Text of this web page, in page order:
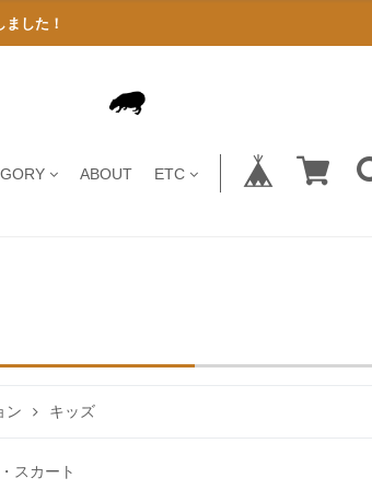
した！
ABOUT ETC
ン キッズ
スカート